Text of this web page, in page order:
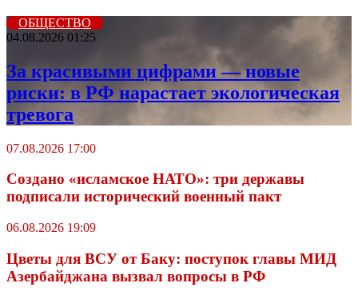
ОБЩЕСТВО
04.08.2026 01:25
За красивыми цифрами — новые
риски: в РФ нарастает экологическая
тревога
07.08.2026 17:00
Создано «исламское НАТО»: три державы
подписали исторический военный пакт
06.08.2026 19:09
Цветы для ВСУ от Баку: поступок главы МИД
Азербайджана вызвал вопросы в РФ